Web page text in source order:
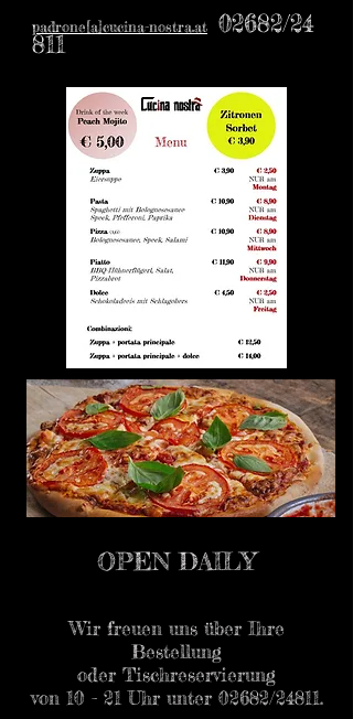
padrone[a]cucina-nostra.at 02682/24
811
OPEN DAILY
Wir freuen uns über Ihre
Bestellung
oder Tischreservierung
von 10 - 21 Uhr unter 02682/24811.